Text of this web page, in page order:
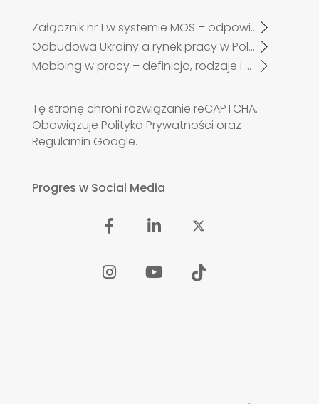
Załącznik nr 1 w systemie MOS – odpowiadamy na najczęściej zadawane pytania pracodawców po zmianach od 27 kwietnia 2026 r.
Odbudowa Ukrainy a rynek pracy w Polsce. Czy zabraknie specjalistów?
Mobbing w pracy – definicja, rodzaje i przykłady
Tę stronę chroni rozwiązanie reCAPTCHA.
Obowiązuje Polityka Prywatności oraz
Regulamin Google.
Progres w Social Media